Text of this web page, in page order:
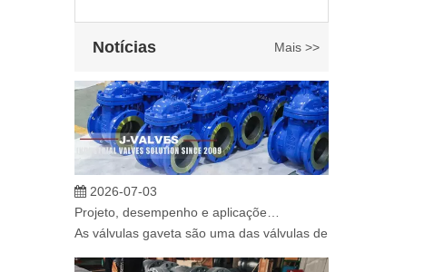
Notícias Mais >>
2026-07-03
As válvulas gaveta são uma das válvulas de isolamento